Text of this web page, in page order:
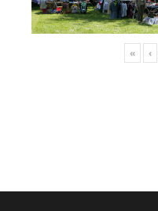
« ‹